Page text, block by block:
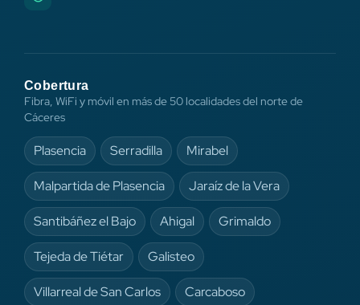
Cobertura
Fibra, WiFi y móvil en más de 50 localidades del norte de
Cáceres
Plasencia Serradilla Mirabel
Malpartida de Plasencia Jaraíz de la Vera
Santibáñez el Bajo Ahigal Grimaldo
Tejeda de Tiétar Galisteo
Villarreal de San Carlos Carcaboso